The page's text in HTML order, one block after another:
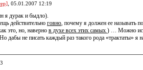
, 05.01.2007 12:19
я дурак и быдло).
действительно говно, почему я должен ее называть
это, но, наверно в духе всех этих самых ) … Можно
дабы не писать каждый раз такого рода «трактаты»